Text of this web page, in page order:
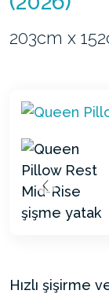
203cm x
Hızlı şişirme